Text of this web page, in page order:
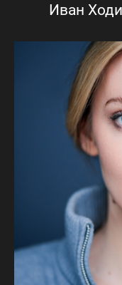
Иван